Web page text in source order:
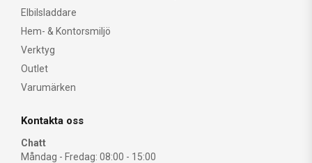
Elbilsladdare
Hem- & Kontorsmiljö
Verktyg
Outlet
Varumärken
Kontakta oss
Chatt
Måndag - Fredag: 08:00 - 15:00